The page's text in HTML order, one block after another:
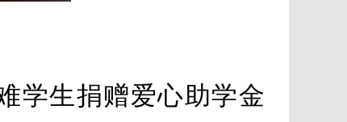
学生捐赠爱心助学金